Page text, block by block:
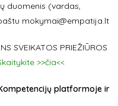
duomenis (vardas,
mokymai@empatija.lt
SVEIKATOS PRIEŽIŪROS
>>čia<<
platformoje ir